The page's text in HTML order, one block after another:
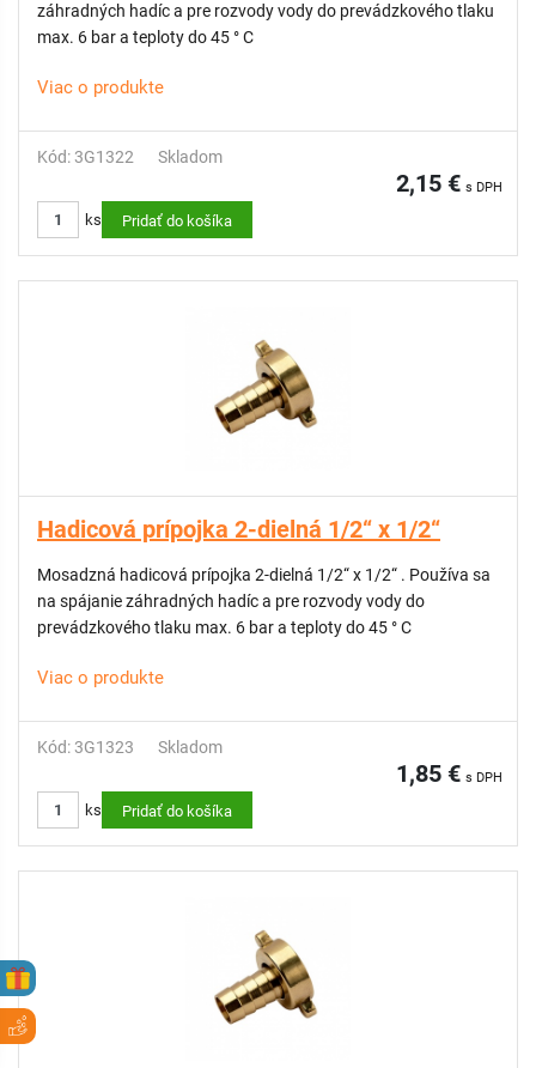
záhradných hadíc a pre rozvody vody do prevádzkového tlaku
max. 6 bar a teploty do 45 ° C
Viac o produkte
Kód: 3G1322 Skladom
2,15 € s DPH
ks Pridať do košíka
Hadicová prípojka 2-dielná 1/2“ x 1/2“
Mosadzná hadicová prípojka 2-dielná 1/2“ x 1/2“ . Používa sa
na spájanie záhradných hadíc a pre rozvody vody do
prevádzkového tlaku max. 6 bar a teploty do 45 ° C
Viac o produkte
Kód: 3G1323 Skladom
1,85 € s DPH
ks Pridať do košíka